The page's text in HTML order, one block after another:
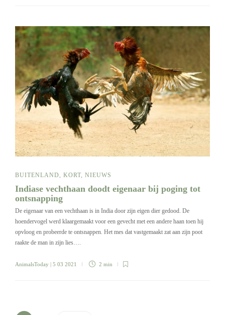
BUITENLAND KORT NIEUWS
Indiase vechthaan doodt eigenaar bij poging tot
ontsnapping
De eigenaar van een vechthaan is in India door zijn eigen dier gedood. De
hoendervogel werd klaargemaakt voor een gevecht met een andere haan toen hij
opvloog en probeerde te ontsnappen. Het mes dat vastgemaakt zat aan zijn poot
raakte de man in zijn lies….
AnimalsToday | 5 03 2021 2 min